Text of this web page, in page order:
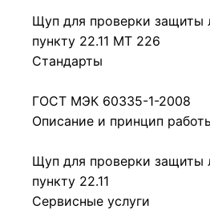
Щуп для проверки защиты
пункту 22.11 МТ 226
Стандарты
ГОСТ МЭК 60335-1-2008
Описание и принцип
Щуп для проверки защиты
пункту 22.11
Сервисные услуги